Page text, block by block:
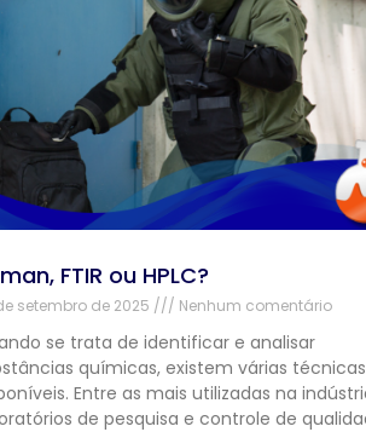
FTIR ou HPLC?
setembro de 2025 Nenhum comentário
se trata de identificar e analisar
químicas, existem várias técnicas
Entre as mais utilizadas na
de pesquisa e controle de